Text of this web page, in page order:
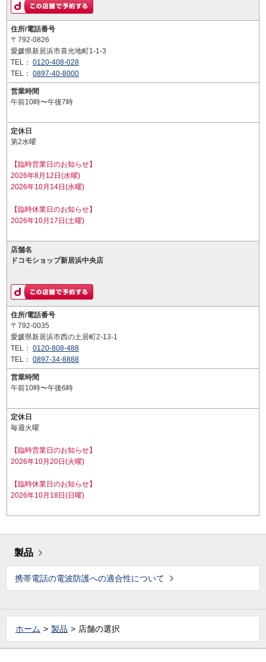
住所/電話番号
〒792-0826
愛媛県新居浜市喜光地町1-1-3
TEL： 0120-408-028
TEL： 0897-40-8000
営業時間
午前10時〜午後7時
定休日
第2水曜
【臨時営業日のお知らせ】
2026年8月12日(水曜)
2026年10月14日(水曜)
【臨時休業日のお知らせ】
2026年10月17日(土曜)
店舗名
ドコモショップ新居浜中央店
住所/電話番号
〒792-0035
愛媛県新居浜市西の土居町2-13-1
TEL： 0120-808-488
TEL： 0897-34-8888
営業時間
午前10時〜午後6時
定休日
毎週火曜
【臨時営業日のお知らせ】
2026年10月20日(火曜)
【臨時休業日のお知らせ】
2026年10月18日(日曜)
製品
携帯電話の電波防護への適合性について
ホーム 製品 店舗の選択